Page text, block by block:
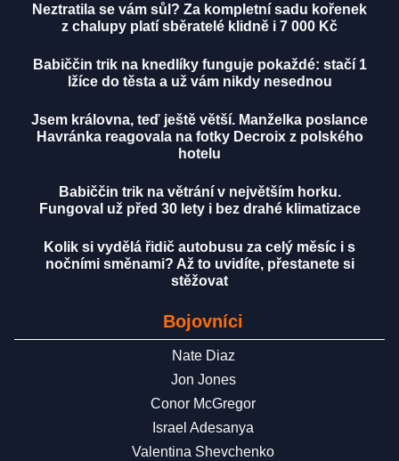
Neztratila se vám sůl? Za kompletní sadu kořenek
z chalupy platí sběratelé klidně i 7 000 Kč
Babiččin trik na knedlíky funguje pokaždé: stačí 1
lžíce do těsta a už vám nikdy nesednou
Jsem královna, teď ještě větší. Manželka poslance
Havránka reagovala na fotky Decroix z polského
hotelu
Babiččin trik na větrání v největším horku.
Fungoval už před 30 lety i bez drahé klimatizace
Kolik si vydělá řidič autobusu za celý měsíc i s
nočními směnami? Až to uvidíte, přestanete si
stěžovat
Bojovníci
Nate Diaz
Jon Jones
Conor McGregor
Israel Adesanya
Valentina Shevchenko